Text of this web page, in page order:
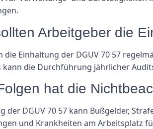
Arbeitgeber die
die Einhaltung der DGUV 70 57
kann die Durchführung jährlicher
hat die
der DGUV 70 57 kann Bußgelder,
und Krankheiten am Arbeitsplatz